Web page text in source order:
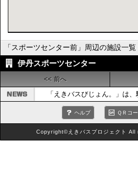
「スポーツセンター前」周辺の施設一覧
伊丹スポーツセンター
<< 前へ
「えきバスびじょん。」は
ヘルプ ＱＲコ
Copyright©えきバスプロジェクト